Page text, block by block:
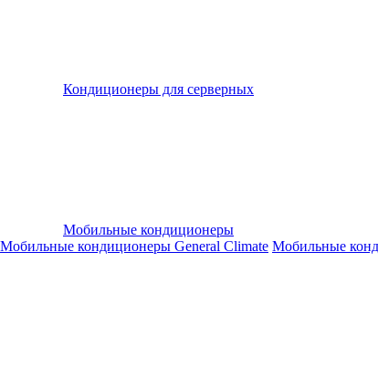
Кондиционеры для серверных
Мобильные кондиционеры
Мобильные кондиционеры General Climate Мобильные